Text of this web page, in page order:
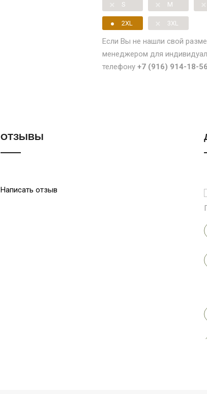
S M
2XL 3XL
Если Вы не нашли свой
менеджером для
телефону +7 (916) 914-18-56
ОТЗЫВЫ
Написать отзыв